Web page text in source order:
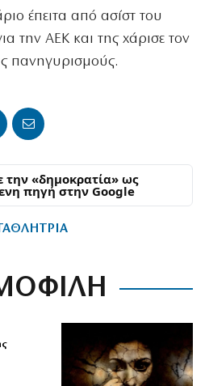
έπειτα από ασίστ του
την ΑΕΚ και της χάρισε τον
πανηγυρισμούς.
την «δημοκρατία» ως
πηγή στην Google